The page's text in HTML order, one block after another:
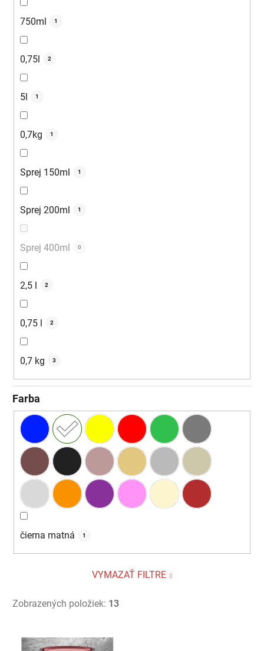
750ml 1
0,75l 2
5l 1
0,7kg 1
Sprej 150ml 1
Sprej 200ml 1
Sprej 400ml 0
2,5 l 2
0,75 l 2
0,7 kg 3
Farba
čierna matná 1
VYMAZAŤ FILTRE
Zobrazených položiek: 13